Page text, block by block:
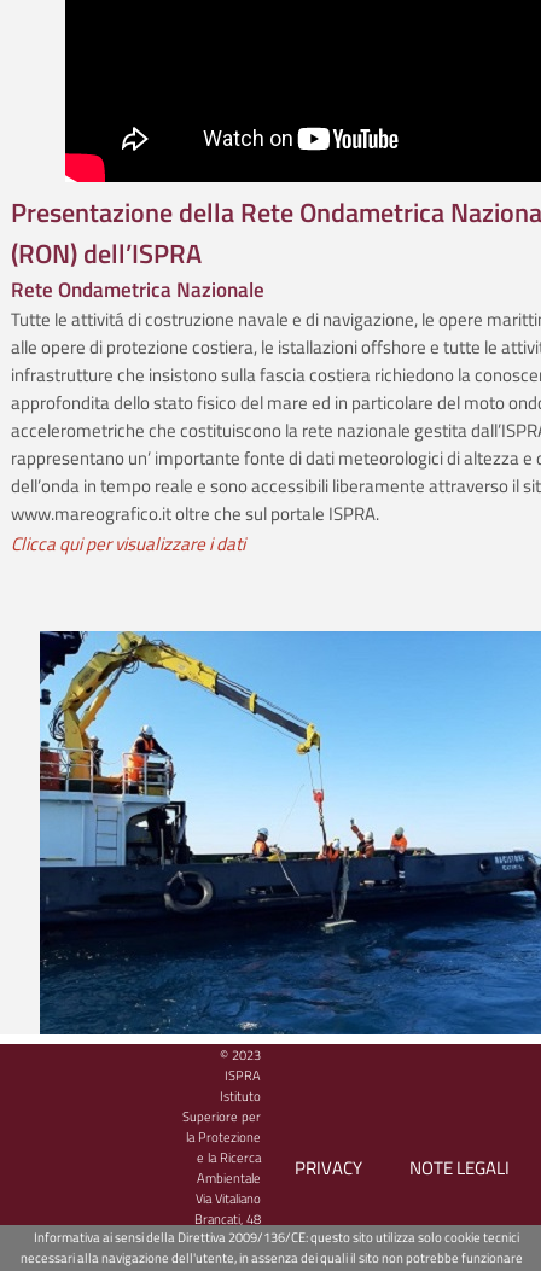
Presentazione della Rete Ondametrica
(RON) dell’ISPRA
Rete Ondametrica Nazionale
Tutte le attivitá di costruzione navale e di navigazione, le opere
alle opere di protezione costiera, le istallazioni offshore e tutte le
infrastrutture che insistono sulla fascia costiera richiedono la
approfondita dello stato fisico del mare ed in particolare del moto
accelerometriche che costituiscono la rete nazionale gestita
rappresentano un’ importante fonte di dati meteorologici di altezza e
dell’onda in tempo reale e sono accessibili liberamente attraverso il
www.mareografico.it oltre che sul portale ISPRA.
Clicca qui per visualizzare i dati
Boa ondametrica varata al largo di Marina di
Rete Ondametrica Nazionale
progetto i-WaveNET
ancorata al fondale di circa 50 m di profondità al largo delle coste di
La boa è in grado di misurare l’altezza, la direzione e il periodo delle
minuti grazie ai sensori accelerometrici e alle bussole di precisione
© 2023
ISPRA
Istituto
Superiore per
la Protezione
e la Ricerca
Ambientale
Via Vitaliano
Brancati, 48
00144 Roma
- CF/PIVA
PRIVACY NOTE LEGALI
Informativa ai sensi della Direttiva 2009/136/CE: questo sito utilizza solo cookie tecnici
necessari alla navigazione dell'utente, in assenza dei quali il sito non potrebbe funzionare